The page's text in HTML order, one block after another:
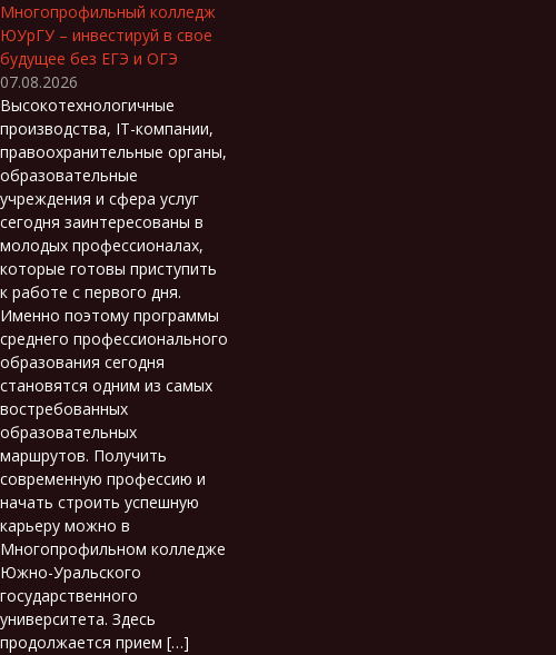
Многопрофильный колледж
ЮУрГУ – инвестируй в свое
будущее без ЕГЭ и ОГЭ
07.08.2026
Высокотехнологичные
производства, IT-компании,
правоохранительные органы,
образовательные
учреждения и сфера услуг
сегодня заинтересованы в
молодых профессионалах,
которые готовы приступить
к работе с первого дня.
Именно поэтому программы
среднего профессионального
образования сегодня
становятся одним из самых
востребованных
образовательных
маршрутов. Получить
современную профессию и
начать строить успешную
карьеру можно в
Многопрофильном колледже
Южно-Уральского
государственного
университета. Здесь
продолжается прием […]